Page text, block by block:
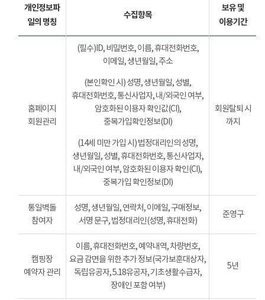
개인정보파
일의 명칭
수집항목
보유 및
이용기간
홈페이지
회원관리
(필수)ID, 비밀번호, 이름, 휴대전화번호,
이메일, 생년월일, 주소
(본인확인 시) 성명, 생년월일, 성별,
휴대전화번호, 통신사업자, 내/외국인 여부,
암호화된 이용자 확인값(CI),
중복가입확인정보(DI)
(14세 미만 가입 시) 법정대리인의 성명,
생년월일, 성별, 휴대전화번호, 통신사업자,
내/외국인 여부, 암호화된 이용자 확인(CI),
중복가입 확인정보(DI)
회원탈퇴 시
까지
통일벽돌
참여자
성명, 생년월일, 연락처, 이메일, 구매정보,
서명 문구, 법정대리인(성명, 휴대전화)
준영구
캠핑장
예약자 관리
이름, 휴대전화번호, 예약내역, 차량번호,
요금 감면을 위한 추가 정보(국가보훈대상자,
독립유공자, 5.18유공자, 기초생활수급자,
장애인 포함 여부)
5년